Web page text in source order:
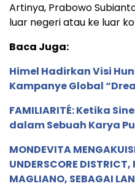
Artinya, Prabowo
luar negeri atau ke luar
Baca Juga:
Himel Hadirkan Visi
Kampanye Global
FAMILIARITÉ: Ketika
dalam Sebuah Karya
MONDEVITA
UNDERSCORE
MAGLIANO, SEBAGAI